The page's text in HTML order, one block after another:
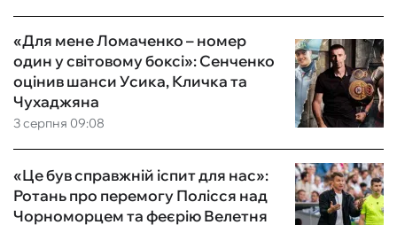
3 серпня 09:08
«Для мене Ломаченко – номер
один у світовому боксі»: Сенченко
оцінив шанси Усика, Кличка та
Чухаджяна
«Це був справжній іспит для нас»:
Ротань про перемогу Полісся над
Чорноморцем та феєрію Велетня